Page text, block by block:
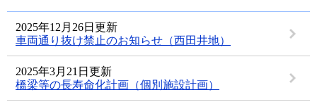
2025年12月26日更新
車両通り抜け禁止のお知らせ（西田井地）
2025年3月21日更新
橋梁等の長寿命化計画（個別施設計画）